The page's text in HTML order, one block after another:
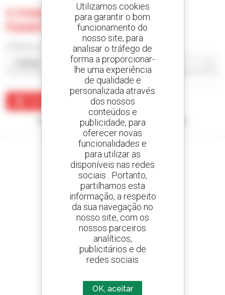
0 máquina usada no Hines
Equipment
Nenhum resultado corresponde à sua pesquisa.
Crie os seus alertas
e receba anúncios de equipamentos usados
800 concessionários
A Manitou em todo o mundo
Utilizamos cookies
para garantir o bom
funcionamento do
nosso site, para
analisar o tráfego de
forma a proporcionar-
lhe uma experiência
de qualidade e
personalizada através
dos nossos
conteúdos e
publicidade, para
oferecer novas
funcionalidades e
para utilizar as
disponíveis nas redes
sociais . Portanto,
partilhamos esta
informação, a respeito
da sua navegação no
nosso site, com os
nossos parceiros
analíticos,
publicitários e de
redes sociais
OK, aceitar